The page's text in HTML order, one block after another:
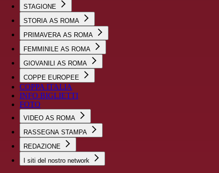
STAGIONE
STORIA AS ROMA
PRIMAVERA AS ROMA
FEMMINILE AS ROMA
GIOVANILI AS ROMA
COPPE EUROPEE
COPPA ITALIA
INFO BIGLIETTI
FOTO
VIDEO AS ROMA
RASSEGNA STAMPA
REDAZIONE
I siti del nostro network